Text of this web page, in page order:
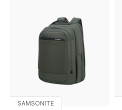
SAMSONITE